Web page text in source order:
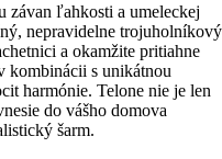
závan ľahkosti a umeleckej
nepravidelne trojuholníkový
a okamžite pritiahne
kombinácii s unikátnou
harmónie. Telone nie je len
do vášho domova
šarm.